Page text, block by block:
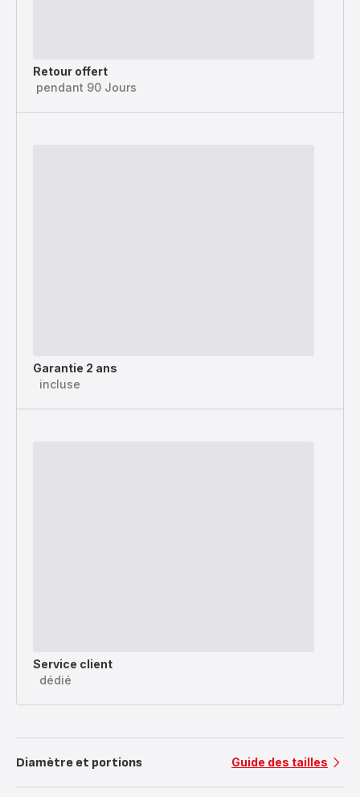
Retour offert
pendant 90 Jours
Garantie 2 ans
incluse
Service client
dédié
Diamètre et portions Guide des tailles